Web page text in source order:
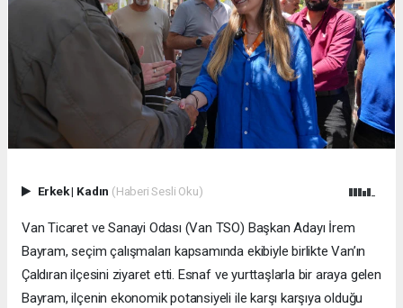
Erkek| Kadın (Haberi Sesli Oku)
Van Ticaret ve Sanayi Odası (Van TSO) Başkan Adayı İrem
Bayram, seçim çalışmaları kapsamında ekibiyle birlikte Van’ın
Çaldıran ilçesini ziyaret etti. Esnaf ve yurttaşlarla bir araya gelen
Bayram, ilçenin ekonomik potansiyeli ile karşı karşıya olduğu